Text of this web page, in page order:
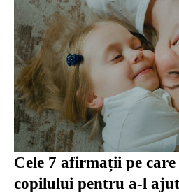
Cele 7 afirmații pe care
copilului pentru a-l